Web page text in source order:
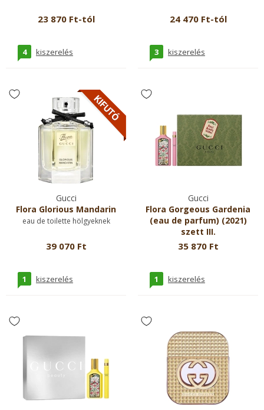
23 870 Ft-tól
4 kiszerelés
24 470 Ft-tól
3 kiszerelés
Gucci
Flora Glorious Mandarin
eau de toilette hölgyeknek
39 070 Ft
1 kiszerelés
Gucci
Flora Gorgeous Gardenia
(eau de parfum) (2021)
szett III.
eau de parfum hölgyeknek
35 870 Ft
1 kiszerelés